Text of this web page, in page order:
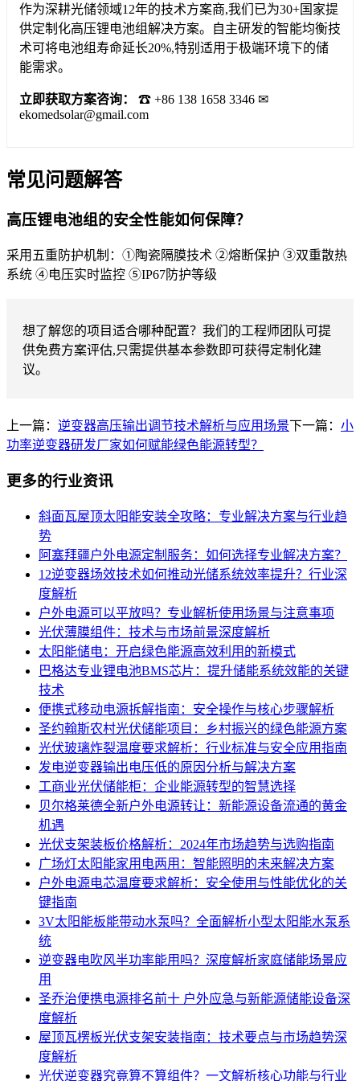
作为深耕光储领域12年的技术方案商,我们已为30+国家提
供定制化高压锂电池组解决方案。自主研发的智能均衡技
术可将电池组寿命延长20%,特别适用于极端环境下的储
能需求。
立即获取方案咨询：
☎ +86 138 1658 3346 ✉
ekomedsolar@gmail.com
常见问题解答
高压锂电池组的安全性能如何保障？
采用五重防护机制：①陶瓷隔膜技术 ②熔断保护 ③双重散热
系统 ④电压实时监控 ⑤IP67防护等级
想了解您的项目适合哪种配置？我们的工程师团队可提
供免费方案评估,只需提供基本参数即可获得定制化建
议。
上一篇： 逆变器高压输出调节技术解析与应用场景下一篇： 小
功率逆变器研发厂家如何赋能绿色能源转型？
更多的行业资讯
斜面瓦屋顶太阳能安装全攻略：专业解决方案与行业趋
势
阿塞拜疆户外电源定制服务：如何选择专业解决方案？
12逆变器场效技术如何推动光储系统效率提升？行业深
度解析
户外电源可以平放吗？专业解析使用场景与注意事项
光伏薄膜组件：技术与市场前景深度解析
太阳能储电：开启绿色能源高效利用的新模式
巴格达专业锂电池BMS芯片：提升储能系统效能的关键
技术
便携式移动电源拆解指南：安全操作与核心步骤解析
圣约翰斯农村光伏储能项目：乡村振兴的绿色能源方案
光伏玻璃炸裂温度要求解析：行业标准与安全应用指南
发电逆变器输出电压低的原因分析与解决方案
工商业光伏储能柜：企业能源转型的智慧选择
贝尔格莱德全新户外电源转让：新能源设备流通的黄金
机遇
光伏支架装板价格解析：2024年市场趋势与选购指南
广场灯太阳能家用电两用：智能照明的未来解决方案
户外电源电芯温度要求解析：安全使用与性能优化的关
键指南
3V太阳能板能带动水泵吗？全面解析小型太阳能水泵系
统
逆变器电吹风半功率能用吗？深度解析家庭储能场景应
用
圣乔治便携电源排名前十 户外应急与新能源储能设备深
度解析
屋顶瓦楞板光伏支架安装指南：技术要点与市场趋势深
度解析
光伏逆变器究竟算不算组件？一文解析核心功能与行业